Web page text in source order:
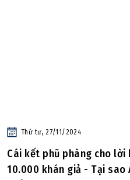
Thứ tư, 27/11/2024
Cái kết phũ phàng cho lời
10.000 khán giả - Tại sao